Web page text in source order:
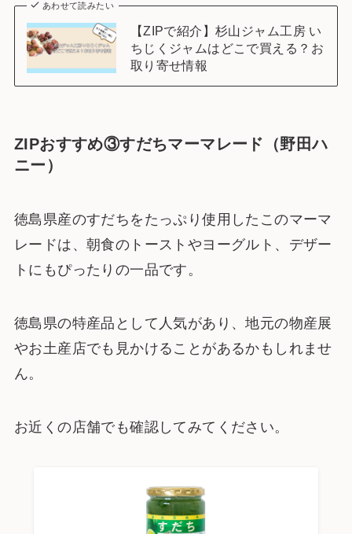
あわせて読みたい
【ZIPで紹介】杉山ジャム工房 い
ちじくジャムはどこで買える？お
取り寄せ情報
ZIPおすすめ③すだちマーマレード（野田ハ
ニー）
徳島県産のすだちをたっぷり使用したこのマーマ
レードは、朝食のトーストやヨーグルト、デザー
トにもぴったりの一品です。
徳島県の特産品として人気があり、地元の物産展
やお土産店でも見かけることがあるかもしれませ
ん。
お近くの店舗でも確認してみてください。